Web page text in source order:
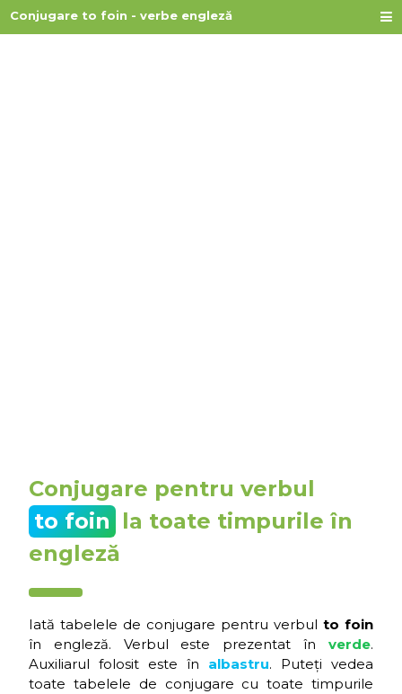
Conjugare to foin - verbe engleză
Conjugare pentru verbul
to foin la toate timpurile în
engleză
Iată tabelele de conjugare pentru verbul to foin
în engleză. Verbul este prezentat în verde.
Auxiliarul folosit este în albastru. Puteți vedea
toate tabelele de conjugare cu toate timpurile